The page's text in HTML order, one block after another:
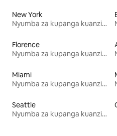
New York
Nyumba za kupanga kuanzia mwezi mmoja
Florence
Nyumba za kupanga kuanzia mwezi mmoja
Miami
Nyumba za kupanga kuanzia mwezi mmoja
Seattle
Nyumba za kupanga kuanzia mwezi mmoja